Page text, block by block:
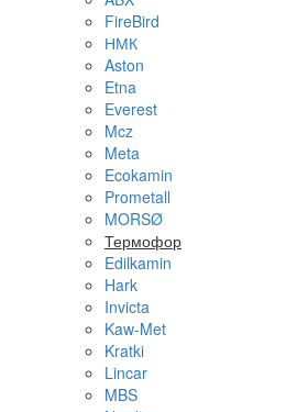
FireBird
НМК
Aston
Etna
Everest
Mcz
Meta
Ecokamin
Prometall
MORSØ
Термофор
Edilkamin
Hark
Invicta
Kaw-Met
Kratki
Lincar
MBS